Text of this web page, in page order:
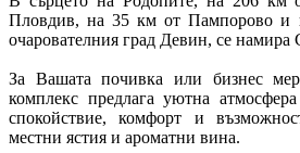
Пловдив, на 35 км от Пампорово и
очарователния град Девин, се
За Вашата почивка или бизнес
комплекс предлага уютна
спокойствие, комфорт и
местни ястия и ароматни вина.